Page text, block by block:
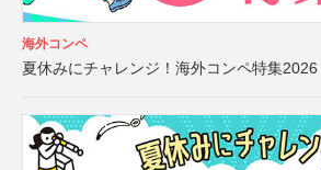
海外コンペ
夏休みにチャレンジ！海外コンペ特集2026